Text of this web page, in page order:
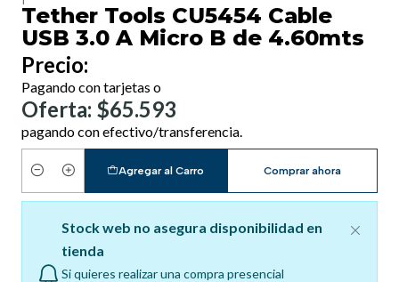
Tether Tools CU5454 Cable
USB 3.0 A Micro B de 4.60mts
Precio:
Pagando con tarjetas o
Oferta: $65.593
pagando con efectivo/transferencia.
Cantidad
Agregar al Carro Comprar ahora
Stock web no asegura disponibilidad en
tienda
Si quieres realizar una compra presencial